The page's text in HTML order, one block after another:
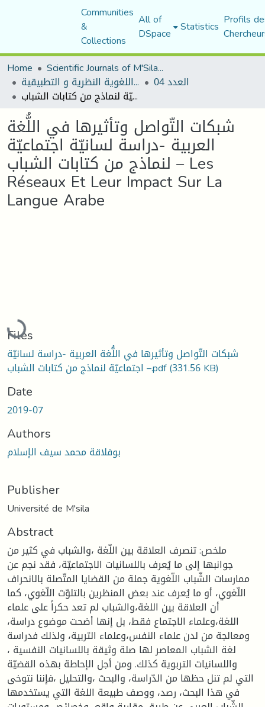
Communities
&
Collections
All of
DSpace Statistics Profils
Home
Scientific Journals of M'Sila University
مجلة المقرى للدراسات اللغوية النظرية و التطبيقية العدد 04
شبكات التّواصل وتأثيرها في اللُّغة العربية -دراسة لسانيّة اجتماعيّة لنماذج من كتابات الشباب – Les Réseaux Et Leur Impact Sur La Langue Arabe
شبكات التّواصل وتأثيرها في اللُّغة
العربية -دراسة لسانيّة اجتماعيّة
لنماذج من كتابات الشباب – Les
Réseaux Et Leur Impact Sur La
Langue Arabe
Loading...
Files
شبكات التّواصل وتأثيرها في اللُّغة العربية -دراسة لسانيّة
اجتماعيّة لنماذج من كتابات الشباب –.pdf(331.56 KB)
Date
2019-07
Authors
بوفلاقة محمد سيف الإسلام
Publisher
Université de M'sila
Abstract
ملخص: تنصرف العلاقة بين اللّغة ،والشباب في كثير من
جوانبها إلى ما يُعرف باللسانيات الاجتماعيّة، فقد نجم عن
ممارسات الشّباب اللّغوية جملة من القضايا المتّصلة بالانحراف
اللّغوي، أو ما يُعرف عند بعض المنظرين بالتلوّث اللّغوي، كما
أن العلاقة بين اللغة،والشباب لم تعد حكراً على علماء
اللغة،وعلماء الاجتماع فقط، بل إنها أضحت موضوع دراسة،
ومعالجة من لدن علماء النفس،وعلماء التربية، ولذلك فدراسة
لغة الشباب المعاصر لها صلة وثيقة باللسانيات النفسية ،
واللسانيات التربوية كذلك. ومن أجل الإحاطة بهذه القضيّة
التي لم تنل حظها من الدّراسة، والبحث ،والتحليل ،فإننا نتوخى
في هذا البحث، رصد، ووصف طبيعة اللغة التي يستخدمها